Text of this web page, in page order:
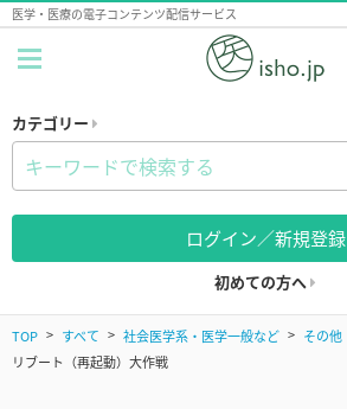
医学・医療の電子コンテンツ配信サービス
カテゴリー
ログイン／新規登録
初めての方へ
TOP すべて 社会医学系・医学一般など その他
リブート（再起動）大作戦